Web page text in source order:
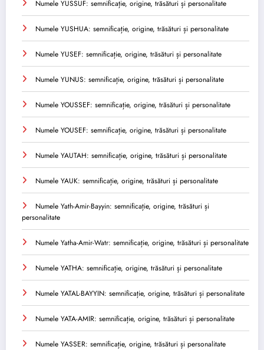
Numele YUSSUF: semnificație, origine, trăsături și personalitate
Numele YUSHUA: semnificație, origine, trăsături și personalitate
Numele YUSEF: semnificație, origine, trăsături și personalitate
Numele YUNUS: semnificație, origine, trăsături și personalitate
Numele YOUSSEF: semnificație, origine, trăsături și personalitate
Numele YOUSEF: semnificație, origine, trăsături și personalitate
Numele YAUTAH: semnificație, origine, trăsături și personalitate
Numele YAUK: semnificație, origine, trăsături și personalitate
Numele Yath-Amir-Bayyin: semnificație, origine, trăsături și
personalitate
Numele Yatha-Amir-Watr: semnificație, origine, trăsături și personalitate
Numele YATHA: semnificație, origine, trăsături și personalitate
Numele YATAL-BAYYIN: semnificație, origine, trăsături și personalitate
Numele YATA-AMIR: semnificație, origine, trăsături și personalitate
Numele YASSER: semnificație, origine, trăsături și personalitate